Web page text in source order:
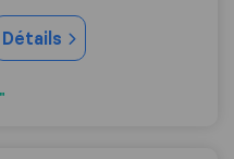
Détails